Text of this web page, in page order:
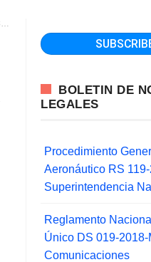
BOLETIN DE
LEGALES
Procedimiento
Aeronáutico RS
Superintendencia
Reglamento
Único DS 019-
Comunicaciones